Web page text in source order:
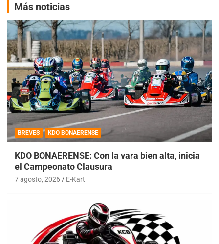
Más noticias
BREVES KDO BONAERENSE
KDO BONAERENSE: Con la vara bien alta, inicia
el Campeonato Clausura
7 agosto, 2026 E-Kart